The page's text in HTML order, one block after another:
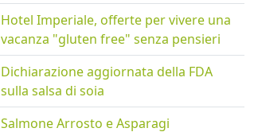
Hotel Imperiale, offerte per vivere una
vacanza "gluten free" senza pensieri
Dichiarazione aggiornata della FDA
sulla salsa di soia
Salmone Arrosto e Asparagi